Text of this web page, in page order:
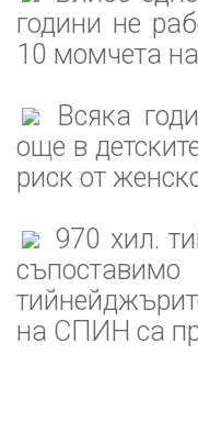
години не
10 момчета
Всяка
още в
риск от
970 хил.
на СПИН са